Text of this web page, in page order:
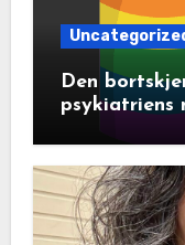
Den
psykiatriens